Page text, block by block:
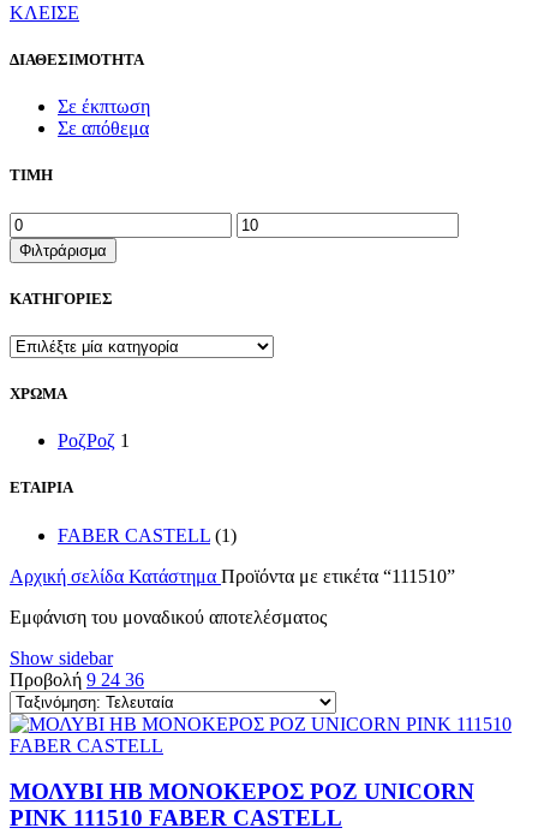
ΚΛΕΙΣΕ
ΔΙΑΘΕΣΙΜΟΤΗΤΑ
Σε έκπτωση
Σε απόθεμα
ΤΙΜΗ
Ελάχιστη
τιμή
Μέγιστη
τιμή
Φιλτράρισμα
ΚΑΤΗΓΟΡΙΕΣ
ΧΡΩΜΑ
ΡοζΡοζ 1
ΕΤΑΙΡΙΑ
FABER CASTELL (1)
Αρχική σελίδα Κατάστημα Προϊόντα με ετικέτα “111510”
Εμφάνιση του μοναδικού αποτελέσματος
Show sidebar
Προβολή 9 24 36
ΜΟΛΥΒΙ HB ΜΟΝΟΚΕΡΟΣ ΡΟΖ UNICORN
PINK 111510 FABER CASTELL